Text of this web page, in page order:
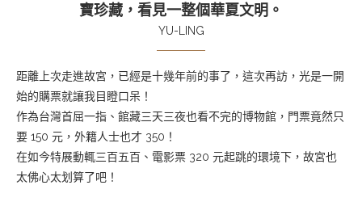
寶珍藏，看見一整個華夏文明。
YU-LING
距離上次走進故宮，已經是十幾年前的事了，這次再訪，光是一開
始的購票就讓我目瞪口呆！
作為台灣首屈一指、館藏三天三夜也看不完的博物館，門票竟然只
要 150 元，外籍人士也才 350！
在如今特展動輒三百五百、電影票 320 元起跳的環境下，故宮也
太佛心太划算了吧！